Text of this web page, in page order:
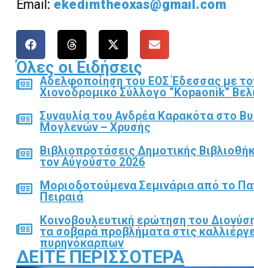
Email: ekedimtheoxas@gmail .com
Όλες οι Ειδήσεις
Αδελφοποίηση του ΕΟΣ Έδεσσας με
Χιονοδρομικό Σύλλογο “Kopaonik”
Συναυλία του Ανδρέα Καρακότα στο
Μογλενών – Χρυσής
Βιβλιοπροτάσεις Δημοτικής
τον Αύγούστο 2026
Μοριοδοτούμενα Σεμινάρια από το
Πειραιά
Κοινοβουλευτική ερώτηση του
τα σοβαρά προβλήματα στις
πυρηνόκαρπων
ΔΕΊΤΕ ΠΕΡΙΣΣΌΤΕΡΑ